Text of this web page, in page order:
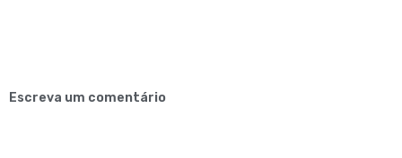
Escreva um comentário